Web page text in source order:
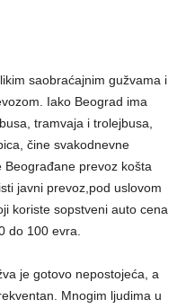
saobraćajnim gužvama i
Iako Beograd ima
tramvaja i trolejbusa,
čine svakodnevne
prevoz košta
javni prevoz,pod uslovom
koriste sopstveni auto cena
do 100 evra.
je gotovo nepostojeća, a
Mnogim ljudima u